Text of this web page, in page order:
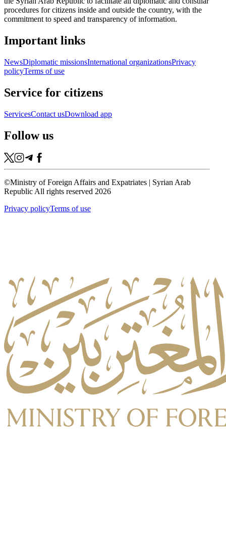
procedures for citizens inside and outside the country, with the
commitment to speed and transparency of information.
Important links
NewsDiplomatic missionsInternational organizationsPrivacy
policyTerms of use
Service for citizens
ServicesContact usDownload app
Follow us
©Ministry of Foreign Affairs and Expatriates | Syrian Arab
Republic All rights reserved 2026
Privacy policyTerms of use